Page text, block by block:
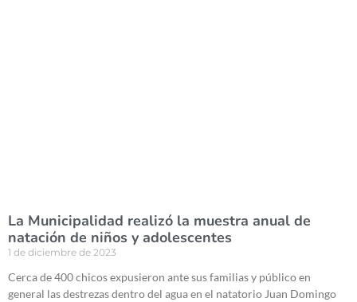
La Municipalidad realizó la muestra anual de
natación de niños y adolescentes
1 de diciembre de 2023
Cerca de 400 chicos expusieron ante sus familias y público en
general las destrezas dentro del agua en el natatorio Juan Domingo